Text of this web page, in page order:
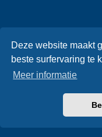
Deze website maakt
beste surfervaring te
Meer informatie